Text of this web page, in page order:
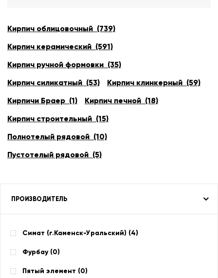
Кирпич облицовочный (739)
Кирпич керамический (591)
Кирпич ручной формовки (35)
Кирпич силикатный (53)
Кирпич клинкерный (59)
Кирпичи Браер (1)
Кирпич печной (18)
Кирпич строительный (15)
Полнотелый рядовой (10)
Пустотелый рядовой (5)
ПРОИЗВОДИТЕЛЬ
Симат (г.Каменск-Уральский) (4)
Фурбау (0)
Пятый элемент (0)